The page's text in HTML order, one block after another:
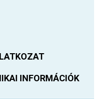
INFORMÁCIÓK